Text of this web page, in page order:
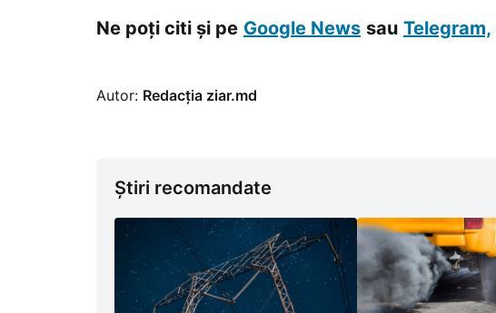
Ne poți citi și pe Google News sau Telegram,
Autor: Redacția ziar.md
Știri recomandate